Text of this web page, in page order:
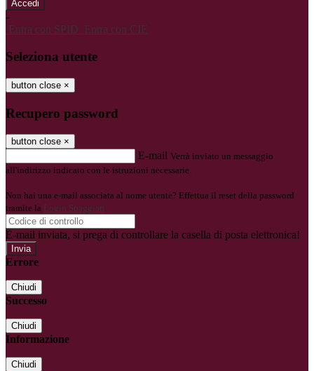
-
Entra con SPID Entra con CIE
Seleziona utente
button close ×
Recupero password
button close ×
E-mail Verrà inviato un messaggio
all'indirizzo indicato con le istruzioni necessarie.
Non hai una e-mail associata al nome utente? Effettua il reset della password
tramite la Login Spaggiari
E-mail inviata, si prega di controllare la casella di posta elettronica!
Errore
Chiudi
Successo
Chiudi
Informazione
Chiudi